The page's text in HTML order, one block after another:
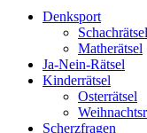
Denksport
Schachrätsel
Matherätsel
Ja-Nein-Rätsel
Kinderrätsel
Osterrätsel
Scherzfragen